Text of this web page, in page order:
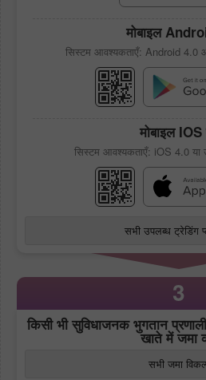
मोबाइल
सिस्टम आवश्यकताएँ: Android 4.0
मोबाइल IOS
सिस्टम आवश्यकताएँ: iOS 4.0 या
सभी उपलब्ध ट्रेडिंग
3
किसी भी सुविधाजनक भुगतान
खाते में जमा
सभी जमा